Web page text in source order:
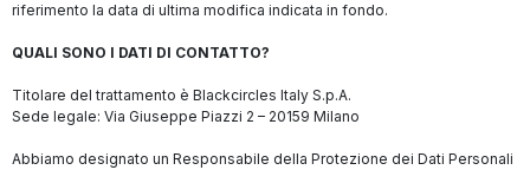
riferimento la data di ultima modifica indicata in fondo.
QUALI SONO I DATI DI CONTATTO?
Titolare del trattamento è Blackcircles Italy S.p.A.
Sede legale: Via Giuseppe Piazzi 2 – 20159 Milano
Abbiamo designato un Responsabile della Protezione dei Dati Personali